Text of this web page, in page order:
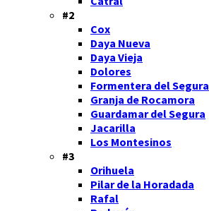
#2
Cox
Daya Nueva
Daya Vieja
Dolores
Formentera del Segura
Granja de Rocamora
Guardamar del Segura
Jacarilla
Los Montesinos
#3
Orihuela
Pilar de la Horadada
Rafal